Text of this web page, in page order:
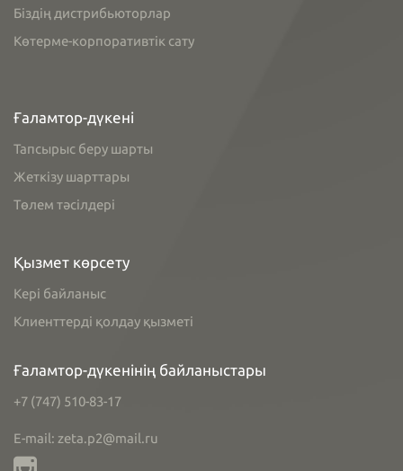
Біздің дистрибьюторлар
Көтерме-корпоративтік сату
Ғаламтор-дүкені
Тапсырыс беру шарты
Жеткізу шарттары
Төлем тәсілдері
Қызмет көрсету
Кері байланыс
Клиенттерді қолдау қызметі
Ғаламтор-дүкенінің байланыстары
+7 (747) 510-83-17
E-mail: zeta.p2@mail.ru